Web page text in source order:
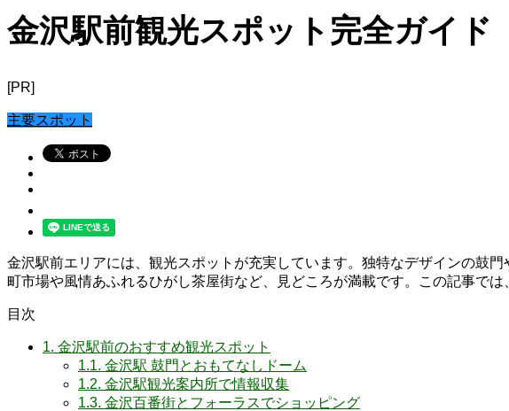
金沢駅前観光スポット完全ガイド
[PR]
主要スポット
金沢駅前エリアには、観光スポットが充実しています。独特なデザインの鼓
町市場や風情あふれるひがし茶屋街など、見どころが満載です。この記事で
目次
1. 金沢駅前のおすすめ観光スポット
1.1. 金沢駅 鼓門とおもてなしドーム
1.2. 金沢駅観光案内所で情報収集
1.3. 金沢百番街とフォーラスでショッピング